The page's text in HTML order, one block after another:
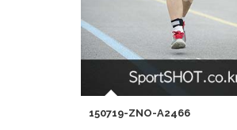
150719-ZNO-A2466